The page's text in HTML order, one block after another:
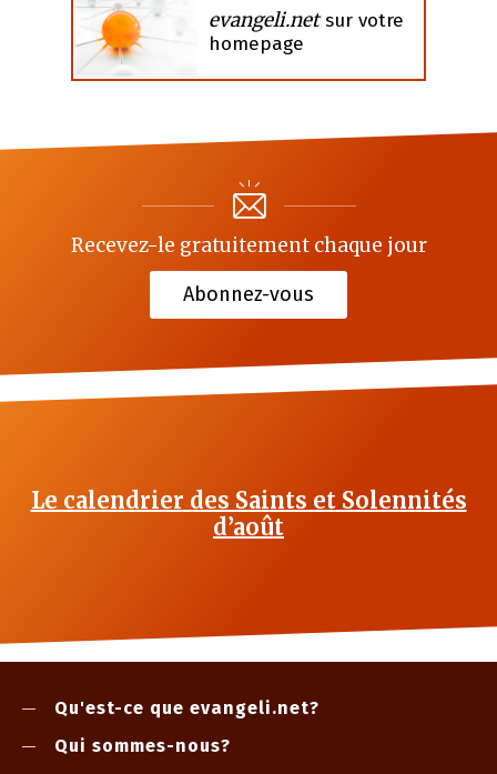
evangeli.netsur votre
homepage
Recevez-le gratuitement chaque jour
Abonnez-vous
Le calendrier des Saints et Solennités
d’août
Qu'est-ce que evangeli.net?
Qui sommes-nous?